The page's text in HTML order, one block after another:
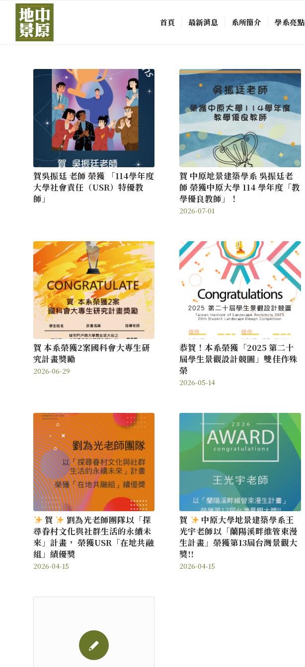
首頁 最新消息 系所簡介 學系亮點
賀吳振廷 老師 榮獲 「114學年度
大學社會責任（USR）特優教
師」
賀 中原地景建築學系 吳振廷老
師 榮獲中原大學 114 學年度「教
學優良教師」！
2026-07-01
賀 本系榮獲2案國科會大專生研
究計畫獎勵
2026-06-29
恭賀！本系榮獲「2025 第二十
屆學生景觀設計競圖」雙佳作殊
榮
2026-05-14
賀
劉為光老師團隊以「探
尋眷村文化與社群生活的永續未
來」計畫， 榮獲USR「在地共融
組」績優獎
2026-04-15
賀
中原大學地景建築學系王
光宇老師以「蘭陽溪畔維管束漫
生計畫」榮獲第13屆台灣景觀大
獎!!
2026-04-15